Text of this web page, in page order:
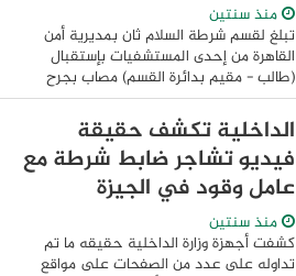
منذ سنتين
تبلغ لقسم شرطة السلام ثان بمديرية أمن
القاهرة من إحدى المستشفيات بإستقبال
(طالب - مقيم بدائرة القسم) مصاب بجرح
طعنى ، وتوفى فور وصوله إثر إدعاء مشاجرة
بالمنطقة محل سكنه. بالإنتقال ...
الداخلية تكشف حقيقة
فيديو تشاجر ضابط شرطة مع
عامل وقود في الجيزة
منذ سنتين
كشفت أجهزة وزارة الداخلية حقيقه ما تم
تداوله على عدد من الصفحات على مواقع